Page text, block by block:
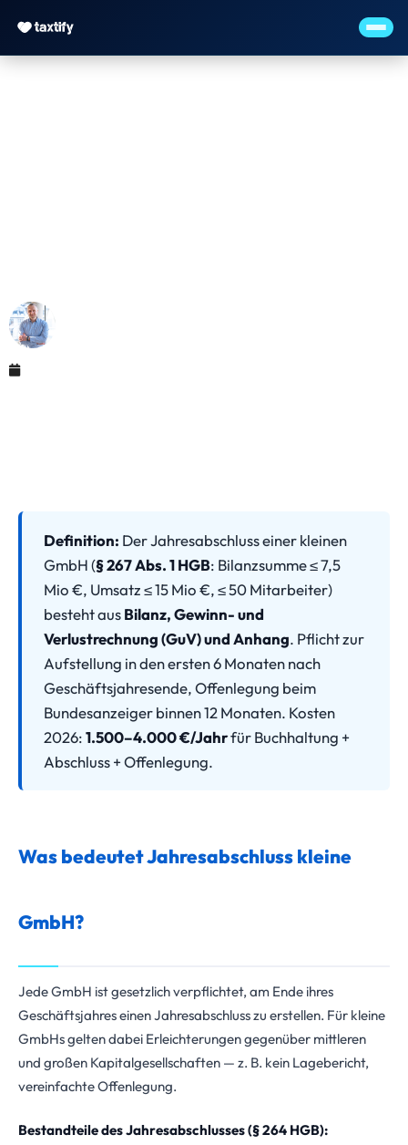
Definition: Der Jahresabschluss einer kleinen
GmbH (§ 267 Abs. 1 HGB: Bilanzsumme ≤ 7,5
Mio €, Umsatz ≤ 15 Mio €, ≤ 50 Mitarbeiter)
besteht ausBilanz, Gewinn- und
Verlustrechnung (GuV) und Anhang. Pflicht zur
Aufstellung in den ersten 6 Monaten nach
Geschäftsjahresende, Offenlegung beim
Bundesanzeiger binnen 12 Monaten. Kosten
2026:1.500–4.000 €/Jahrfür Buchhaltung +
Abschluss + Offenlegung.
Was bedeutet Jahresabschluss kleine
GmbH?
Jede GmbH ist gesetzlich verpflichtet, am Ende ihres
Geschäftsjahres einen Jahresabschluss zu erstellen. Für kleine
GmbHs gelten dabei Erleichterungen gegenüber mittleren
und großen Kapitalgesellschaften — z. B. kein Lagebericht,
vereinfachte Offenlegung.
Bestandteile des Jahresabschlusses (§ 264 HGB):